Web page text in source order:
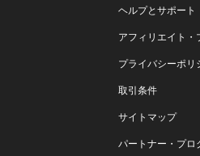
ヘルプとサポート
アフィリエイト・
プライバシーポリ
取引条件
サイトマップ
パートナー・プロ